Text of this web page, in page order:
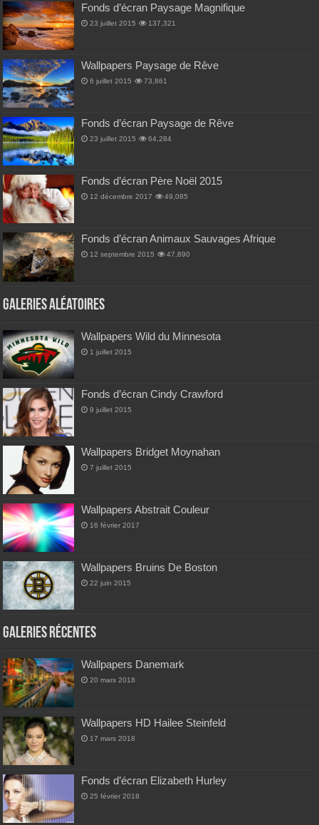
Fonds d’écran Paysage Magnifique
23 juillet 2015 137,321
Wallpapers Paysage de Rêve
6 juillet 2015 73,861
Fonds d’écran Paysage de Rêve
23 juillet 2015 64,284
Fonds d’écran Père Noël 2015
12 décembre 2017 49,085
Fonds d’écran Animaux Sauvages Afrique
12 septembre 2015 47,890
Galeries Aléatoires
Wallpapers Wild du Minnesota
1 juillet 2015
Fonds d’écran Cindy Crawford
9 juillet 2015
Wallpapers Bridget Moynahan
7 juillet 2015
Wallpapers Abstrait Couleur
16 février 2017
Wallpapers Bruins De Boston
22 juin 2015
Galeries Récentes
Wallpapers Danemark
20 mars 2018
Wallpapers HD Hailee Steinfeld
17 mars 2018
Fonds d’écran Elizabeth Hurley
25 février 2018